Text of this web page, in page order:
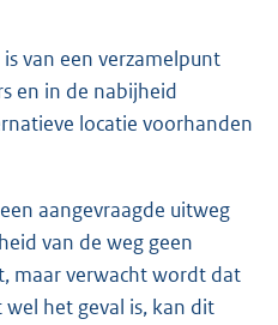
van een verzamelpunt
en in de nabijheid
locatie voorhanden
aangevraagde uitweg
van de weg geen
maar verwacht wordt dat
het geval is, kan dit